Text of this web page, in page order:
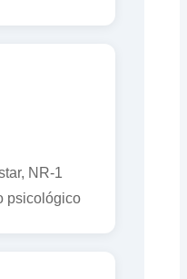
NR-1
psicológico